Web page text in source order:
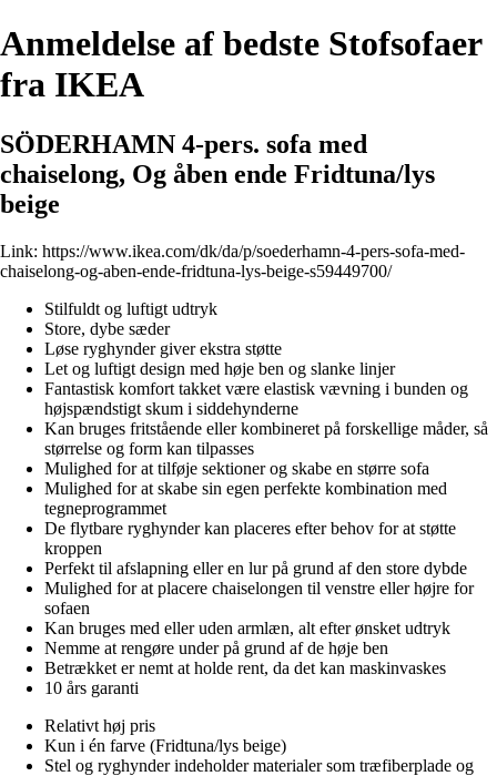
Anmeldelse af bedste Stofsofaer
fra IKEA
SÖDERHAMN 4-pers. sofa med
chaiselong, Og åben ende Fridtuna/lys
beige
Link: https://www.ikea.com/dk/da/p/soederhamn-4-pers-sofa-med-
chaiselong-og-aben-ende-fridtuna-lys-beige-s59449700/
Stilfuldt og luftigt udtryk
Store, dybe sæder
Løse ryghynder giver ekstra støtte
Let og luftigt design med høje ben og slanke linjer
Fantastisk komfort takket være elastisk vævning i bunden og
højspændstigt skum i siddehynderne
Kan bruges fritstående eller kombineret på forskellige måder, så
størrelse og form kan tilpasses
Mulighed for at tilføje sektioner og skabe en større sofa
Mulighed for at skabe sin egen perfekte kombination med
tegneprogrammet
De flytbare ryghynder kan placeres efter behov for at støtte
kroppen
Perfekt til afslapning eller en lur på grund af den store dybde
Mulighed for at placere chaiselongen til venstre eller højre for
sofaen
Kan bruges med eller uden armlæn, alt efter ønsket udtryk
Nemme at rengøre under på grund af de høje ben
Betrækket er nemt at holde rent, da det kan maskinvaskes
10 års garanti
Relativt høj pris
Kun i én farve (Fridtuna/lys beige)
Stel og ryghynder indeholder materialer som træfiberplade og